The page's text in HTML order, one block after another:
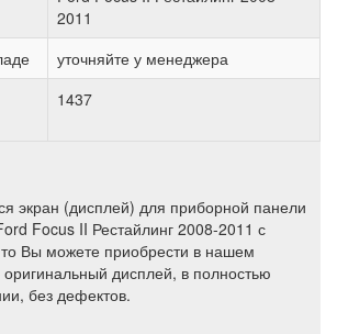
2011
уточняйте у менеджера
1437
экран (дисплей) для приборной панели
Focus II Рестайлинг 2008-2011 с
Вы можете приобрести в нашем
оригинальный дисплей, в полностью
без дефектов.